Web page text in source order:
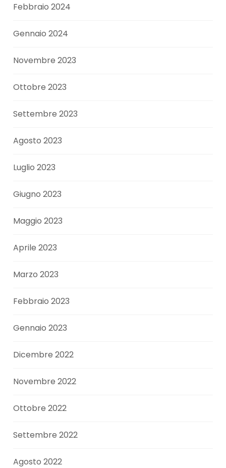
Febbraio 2024
Gennaio 2024
Novembre 2023
Ottobre 2023
Settembre 2023
Agosto 2023
Luglio 2023
Giugno 2023
Maggio 2023
Aprile 2023
Marzo 2023
Febbraio 2023
Gennaio 2023
Dicembre 2022
Novembre 2022
Ottobre 2022
Settembre 2022
Agosto 2022